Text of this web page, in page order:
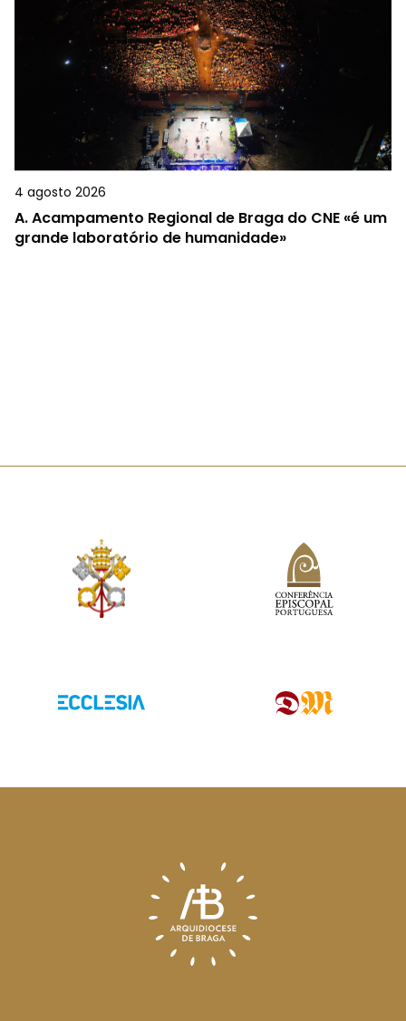
4 agosto 2026
A.Acampamento Regional de Braga do CNE «é um
grande laboratório de humanidade»